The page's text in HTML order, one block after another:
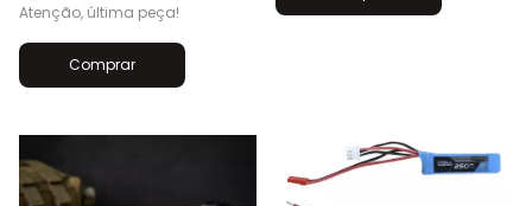
Atenção, última peça!
Comprar